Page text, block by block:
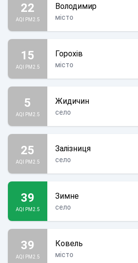
22
AQI PM2.5
Володимир
місто
15
AQI PM2.5
Горохів
місто
5
AQI PM2.5
Жидичин
село
25
AQI PM2.5
Залізниця
село
39
AQI PM2.5
Зимне
село
39
AQI PM2.5
Ковель
місто